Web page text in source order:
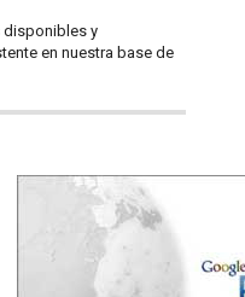
disponibles y
en nuestra base de